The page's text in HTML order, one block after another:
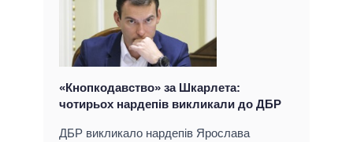
«Кнопкодавство» за Шкарлета:
чотирьох нардепів викликали до ДБР
ДБР викликало нардепів Ярослава